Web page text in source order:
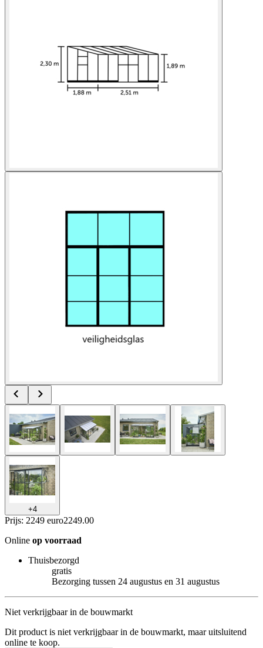
+4
Prijs: 2249 euro2249.00
Online op voorraad
Thuisbezorgd
gratis
Bezorging tussen 24 augustus en 31 augustus
Niet verkrijgbaar in de bouwmarkt
Dit product is niet verkrijgbaar in de bouwmarkt, maar uitsluitend
online te koop.